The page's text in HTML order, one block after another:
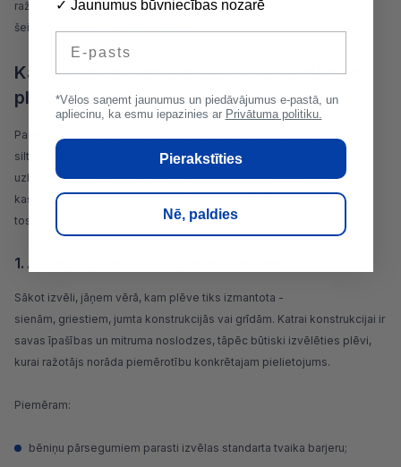
ražotājiem, kuriem uzticas gan amatieri, gan profesionāļi, atradīsiet
šeit, Buvserviss.lv internetveikalā!
Kā izvēlēties piemērotāko tvaika izolācijas
plēvi?
Pareizi izvēlēta tvaika izolācijas plēve ir būtiska, lai aizsargātu
siltumizolācijas materiālus un būvkonstrukcijas, novērstu mitruma
uzkrāšanos un nodrošinātu ēkas ilgmūžību. Lai izvēlētos risinājumu,
kas atbilst tieši jūsu projektam, jāņem vērā vairāki svarīgi faktori,
tostarp cena un plēves pielietojums.
1. Atbilstība konkrētajām konstrukcijām
Sākot izvēli, jāņem vērā, kam plēve tiks izmantota -
sienām, griestiem, jumta konstrukcijās vai grīdām. Katrai konstrukcijai ir
savas īpašības un mitruma noslodzes, tāpēc būtiski izvēlēties plēvi,
kurai ražotājs norāda piemērotību konkrētajam pielietojums.
Piemēram:
bēniņu pārsegumiem parasti izvēlas standarta tvaika barjeru;
✓ Jaunumus būvniecības nozarē
*Vēlos saņemt jaunumus un piedāvājumus e-pastā, un
apliecinu, ka esmu iepazinies ar Privātuma politiku.
Pierakstīties
Nē, paldies